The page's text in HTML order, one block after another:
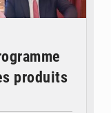
produits